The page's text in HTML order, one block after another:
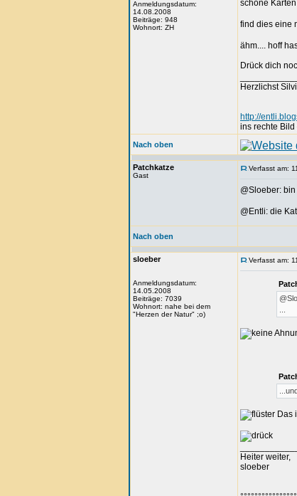
Anmeldungsdatum:
14.08.2008
Beiträge: 948
Wohnort: ZH
schöne
find dies eine
ähm.... hoff
Drück dich
Herzlichst
http://
ins rechte Bild
Nach oben
Patchkatze
Gast
Verfasst am:
@Sloeber:
@Entli: die
Nach oben
sloeber
Anmeldungsdatum:
14.05.2008
Beiträge: 7039
Wohnort: nahe bei dem
"Herzen der Natur" ;o)
Verfasst am:
Das
Heiter weiter,
sloeber